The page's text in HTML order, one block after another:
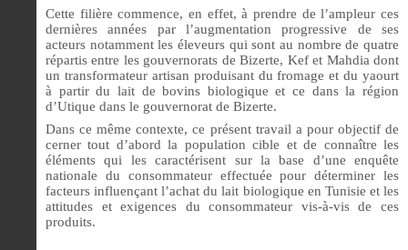
Cette filière commence, en effet, à prendre de l’ampleur ces
dernières années par l’augmentation progressive de ses
acteurs notamment les éleveurs qui sont au nombre de quatre
répartis entre les gouvernorats de Bizerte, Kef et Mahdia dont
un transformateur artisan produisant du fromage et du yaourt
à partir du lait de bovins biologique et ce dans la région
d’Utique dans le gouvernorat de Bizerte.
Dans ce même contexte, ce présent travail a pour objectif de
cerner tout d’abord la population cible et de connaître les
éléments qui les caractérisent sur la base d’une enquête
nationale du consommateur effectuée pour déterminer les
facteurs influençant l’achat du lait biologique en Tunisie et les
attitudes et exigences du consommateur vis-à-vis de ces
produits.